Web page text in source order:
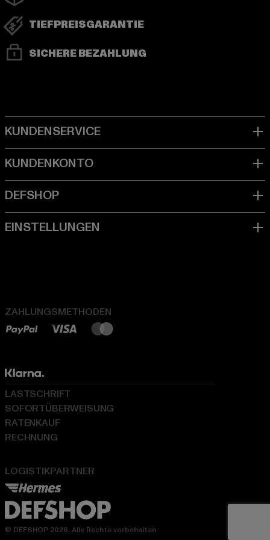
TIEFPREISGARANTIE
SICHERE BEZAHLUNG
ZAHLUNGSMETHODEN
LOGISTIKPARTNER
LASTSCHRIFT
SOFORTÜBERWEISUNG
RATENKAUF
RECHNUNG
© DEFSHOP 2026. Alle Rechte vorbehalten